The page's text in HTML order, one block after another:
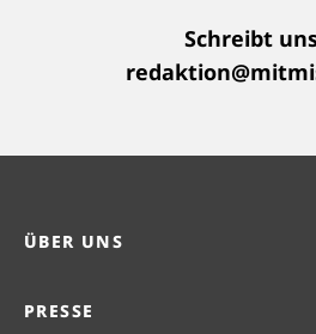
Schreibt
ÜBER UNS
PRESSE